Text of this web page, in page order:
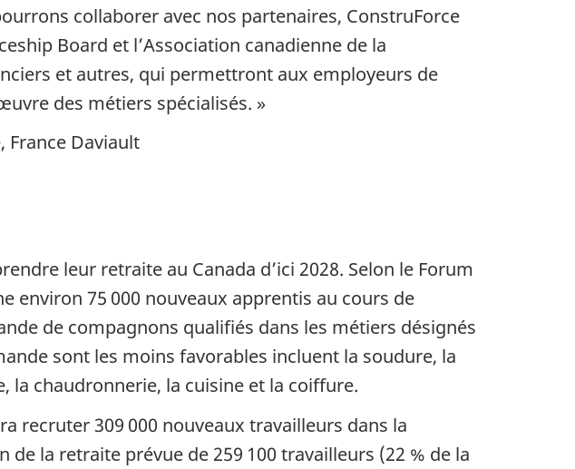
collaborer avec nos partenaires, ConstruForce
Board et l’Association canadienne de la
et autres, qui permettront aux employeurs de
des métiers spécialisés. »
France Daviault
leur retraite au Canada d’ici 2028. Selon le Forum
environ 75 000 nouveaux apprentis au cours de
de compagnons qualifiés dans les métiers désignés
sont les moins favorables incluent la soudure, la
la chaudronnerie, la cuisine et la coiffure.
recruter 309 000 nouveaux travailleurs dans la
la retraite prévue de 259 100 travailleurs (22 % de la